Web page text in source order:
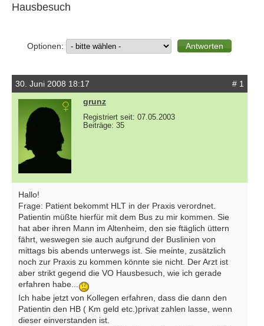
Hausbesuch
Optionen:
30. Juni 2008 18:17
# 1
grunz
Registriert seit: 07.05.2003
Beiträge: 35
Hallo!
Frage: Patient bekommt HLT in der Praxis verordnet.
Patientin müßte hierfür mit dem Bus zu mir kommen. Sie
hat aber ihren Mann im Altenheim, den sie ftäglich üttern
fährt, weswegen sie auch aufgrund der Buslinien von
mittags bis abends unterwegs ist. Sie meinte, zusätzlich
noch zur Praxis zu kommen könnte sie nicht. Der Arzt ist
aber strikt gegend die VO Hausbesuch, wie ich gerade
erfahren habe...
Ich habe jetzt von Kollegen erfahren, dass die dann den
Patientin den HB ( Km geld etc.)privat zahlen lasse, wenn
dieser einverstanden ist.